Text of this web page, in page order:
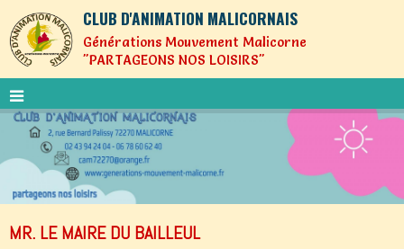
CLUB D'ANIMATION MALICORNAIS
Générations Mouvement Malicorne
"PARTAGEONS NOS LOISIRS"
MR. LE MAIRE DU BAILLEUL